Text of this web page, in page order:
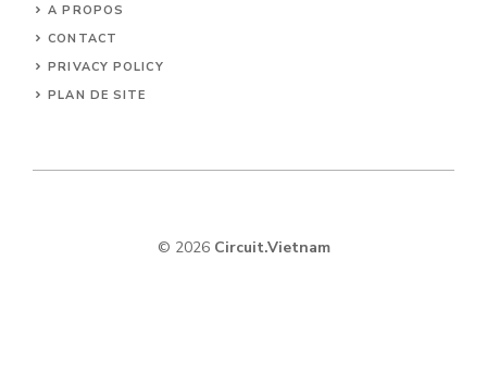
A PROPOS
CONTACT
PRIVACY POLICY
PLAN DE SITE
© 2026Circuit.Vietnam